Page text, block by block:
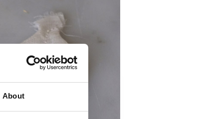
About